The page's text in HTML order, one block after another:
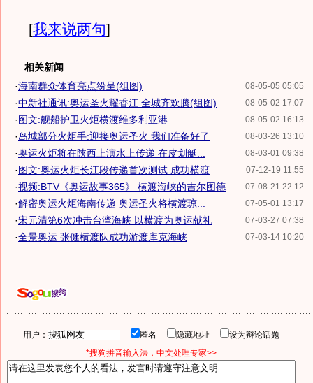
[我来说两句]
相关新闻
08-05-05 05:05
·海南群众体育亮点纷呈(组图)
08-05-02 17:07
·中新社通讯:奥运圣火耀香江 全城齐欢腾(组图)
08-05-02 16:13
·图文:舰船护卫火炬横渡维多利亚港
08-03-26 13:10
·岛城部分火炬手:迎接奥运圣火 我们准备好了
08-03-01 09:38
·奥运火炬将在陕西上演水上传递 在皮划艇...
07-12-19 11:55
·图文:奥运火炬长江段传递首次测试 成功横渡
07-08-21 22:12
·视频:BTV《奥运故事365》 横渡海峡的吉尔图德
07-05-01 13:17
·解密奥运火炬海南传递 奥运圣火将横渡琼...
07-03-27 07:38
·宋元清第6次冲击台湾海峡 以横渡为奥运献礼
07-03-14 10:20
·全景奥运 张健横渡队成功游渡库克海峡
用户： 匿名 隐藏地址
设为辩论话题
*搜狗拼音输入法，中文处理专家>>